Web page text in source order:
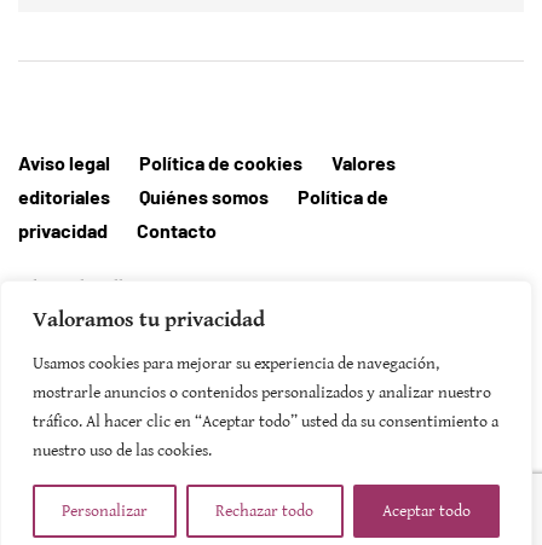
Valoramos tu privacidad
Usamos cookies para mejorar su experiencia de navegación,
mostrarle anuncios o contenidos personalizados y analizar nuestro
tráfico. Al hacer clic en “Aceptar todo” usted da su consentimiento a
nuestro uso de las cookies.
Personalizar Rechazar todo Aceptar todo
Aviso legal Política de cookies
Valores
editoriales
Quiénes somos
Política de
privacidad
Contacto
Editorial MallorcaHora
SUSCRIBIRSE